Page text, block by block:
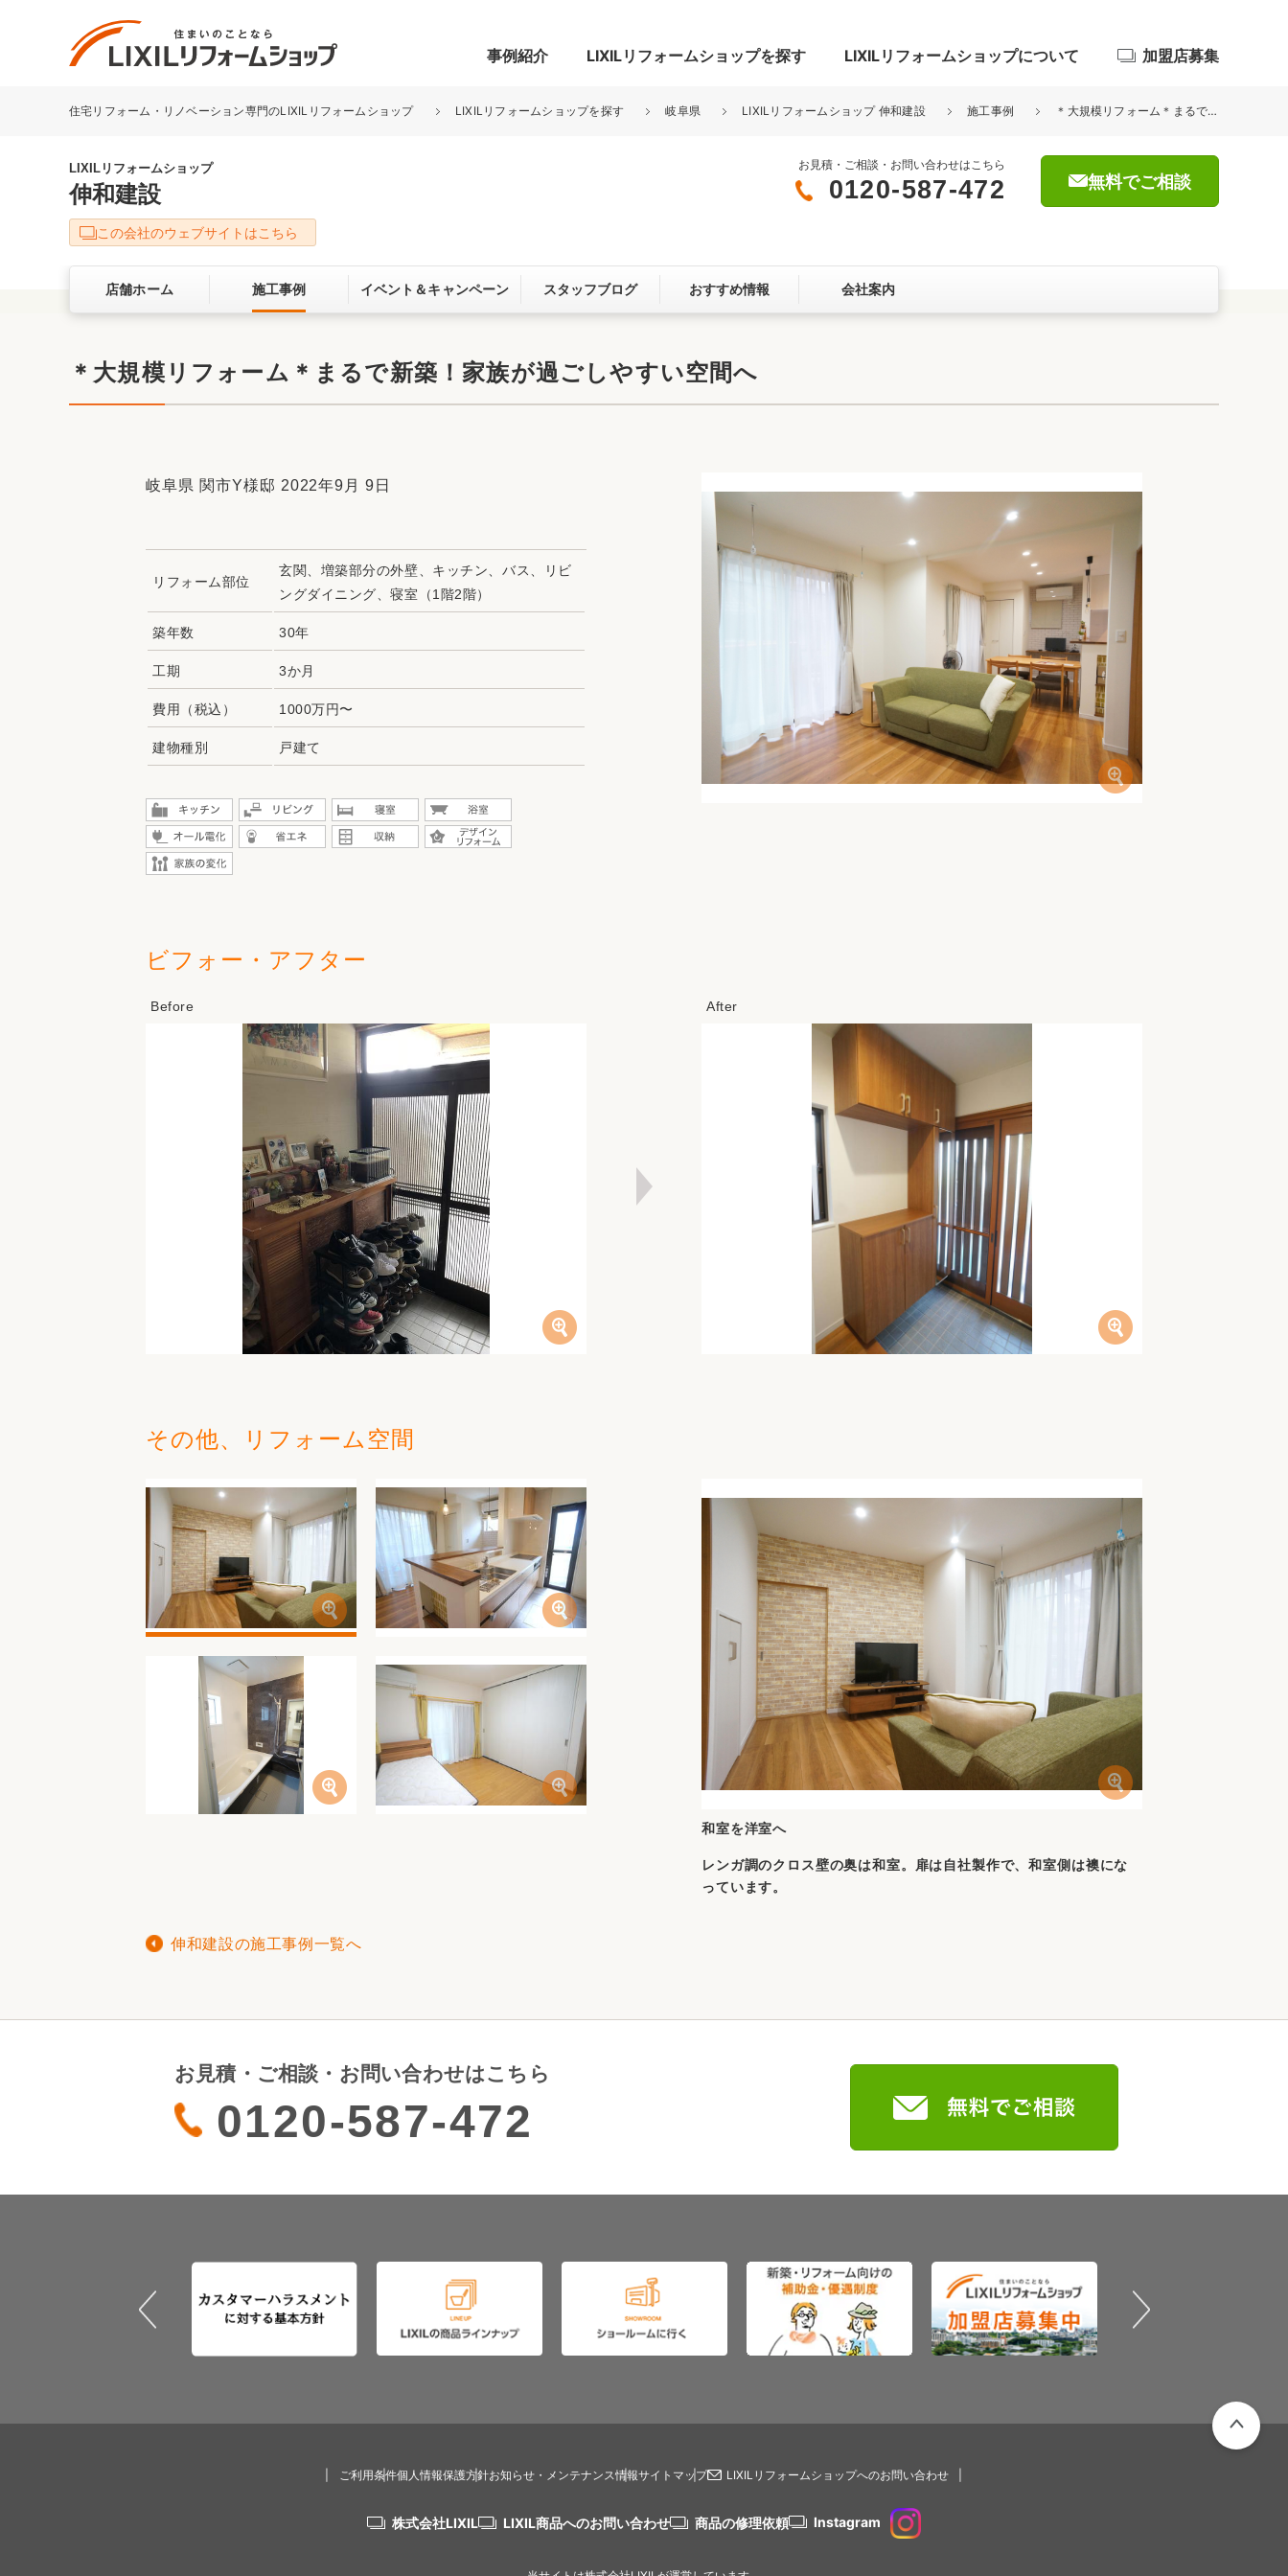
事例紹介
リフォーム事例を探す
キッチン
洗面化粧室 トイレ 玄関まわり 門まわり 屋根・外壁
ベランダ・バルコニー ガーデンスペース カースペース
LIXILリフォームショップを探す LIXILリフォームショップについて
LIXILリフォームショップについて
サービス向上・品質改善の取り組み お客さま満足度アンケート
ここちいい暮らしをつくる、価値・性能向上
リフォームアクセル
中古物件探しから性能向上リフォームをワン
ストップ
リフォームお役立ち情報
おすすめ情報
加盟店募集
住宅リフォーム・リノベーション専門のLIXILリフォームショップ LIXILリフォームショップを探す 岐阜県 LIXILリフォームショップ 伸和建設 施工事例 ＊大規模リフォーム＊まるで新築！家族が過ごしやすい空間へ
LIXILリフォームショップ
伸和建設
お見積・ご相談・お問い合わせはこちら
0120-587-472 無料でご相談
この会社のウェブサイトはこちら
店舗ホーム 施工事例 イベント＆キャンペーン スタッフブログ おすすめ情報 会社案内
＊大規模リフォーム＊まるで新築！家族が過ごしやすい空間へ
岐阜県 関市Y様邸 2022年9月 9日
リフォーム部位
玄関、増築部分の外壁、キッチン、バス、リビ
ングダイニング、寝室（1階2階）
築年数 30年
工期 3か月
費用（税込） 1000万円〜
建物種別 戸建て
ビフォー・アフター
その他、リフォーム空間
和室を洋室へ
レンガ調のクロス壁の奥は和室。扉は自社製作で、和室側は襖にな
っています。
伸和建設の施工事例一覧へ
お見積・ご相談・お問い合わせはこちら
0120-587-472
ご利用条件個人情報保護方針お知らせ・メンテナンス情報サイトマップ LIXILリフォームショップへのお問い合わせ
株式会社LIXIL LIXIL商品へのお問い合わせ 商品の修理依頼 Instagram